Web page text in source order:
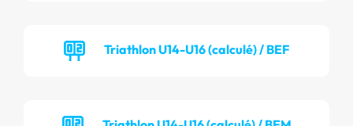
Triathlon U14-U16 (calculé) / BEF